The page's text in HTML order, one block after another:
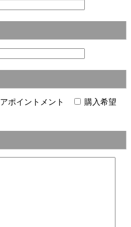
アポイントメント
購入希望